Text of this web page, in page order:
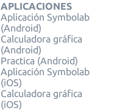
APLICACIONES
Aplicación Symbolab
(Android)
Calculadora gráfica
(Android)
Practica (Android)
Aplicación Symbolab
(iOS)
Calculadora gráfica
(iOS)